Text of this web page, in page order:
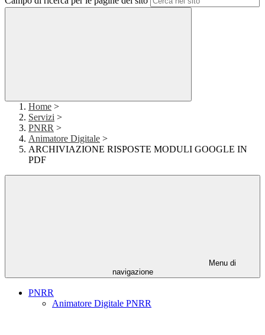
Home >
Servizi >
PNRR >
Animatore Digitale >
ARCHIVIAZIONE RISPOSTE MODULI GOOGLE IN
PDF
Menu di
navigazione
PNRR
Animatore Digitale PNRR